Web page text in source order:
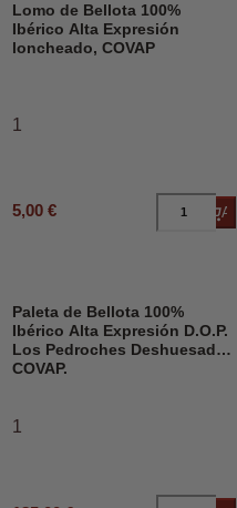
Lomo de Bellota 100%
Ibérico Alta Expresión
loncheado, COVAP
1
5,00 €
Paleta de Bellota 100%
Ibérico Alta Expresión D.O.P.
Los Pedroches Deshuesado,
COVAP.
1